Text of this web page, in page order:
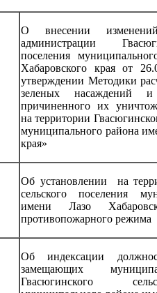
О внесении
администрации
поселения
Хабаровского края от
утверждении Методики
зеленых насаждений и
причиненного их
на территории
муниципального района
края»
Об установлении на
сельского поселения
имени Лазо
противопожарного режима
Об индексации
замещающих
Гвасюгинского